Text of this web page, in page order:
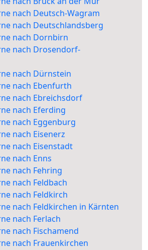
nach Deutsch-Wagram
nach Deutschlandsberg
nach Dornbirn
nach Drosendorf-
nach Dürnstein
nach Ebenfurth
nach Ebreichsdorf
nach Eferding
nach Eggenburg
nach Eisenerz
nach Eisenstadt
nach Enns
nach Fehring
nach Feldbach
nach Feldkirch
nach Feldkirchen in Kärnten
nach Ferlach
nach Fischamend
nach Frauenkirchen